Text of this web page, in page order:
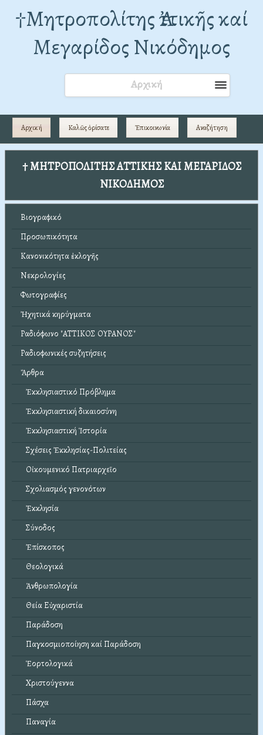
†Mητροπολίτης Ἀττικῆς καί
Μεγαρίδος Νικόδημος
Αρχική
Αρχική Καλῶς ὁρίσατε Ἐπικοινωνία Αναζήτηση
† ΜΗΤΡΟΠΟΛΙΤΗΣ ΑΤΤΙΚΗΣ ΚΑΙ ΜΕΓΑΡΙΔΟΣ
ΝΙΚΟΔΗΜΟΣ
Βιογραφικό
Προσωπικότητα
Κανονικότητα ἐκλογῆς
Νεκρολογίες
Φωτογραφίες
Ἠχητικά κηρύγματα
Ραδιόφωνο "ΑΤΤΙΚΟΣ ΟΥΡΑΝΟΣ"
Ραδιοφωνικές συζητήσεις
Ἄρθρα
Ἐκκλησιαστικό Πρόβλημα
Ἐκκλησιαστική δικαιοσύνη
Ἐκκλησιαστική Ἱστορία
Σχέσεις Ἐκκλησίας-Πολιτείας
Οἰκουμενικό Πατριαρχεῖο
Σχολιασμός γενονότων
Ἐκκλησία
Σύνοδος
Ἐπίσκοπος
Θεολογικά
Ἀνθρωπολογία
Θεία Εὐχαριστία
Παράδοση
Παγκοσμιοποίηση καί Παράδοση
Ἑορτολογικά
Χριστούγεννα
Πάσχα
Παναγία